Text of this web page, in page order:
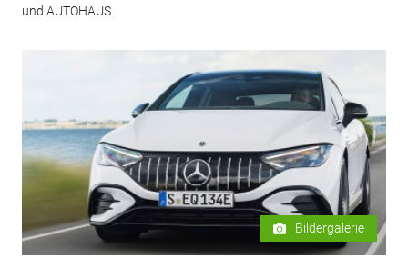
und AUTOHAUS.
Bildergalerie